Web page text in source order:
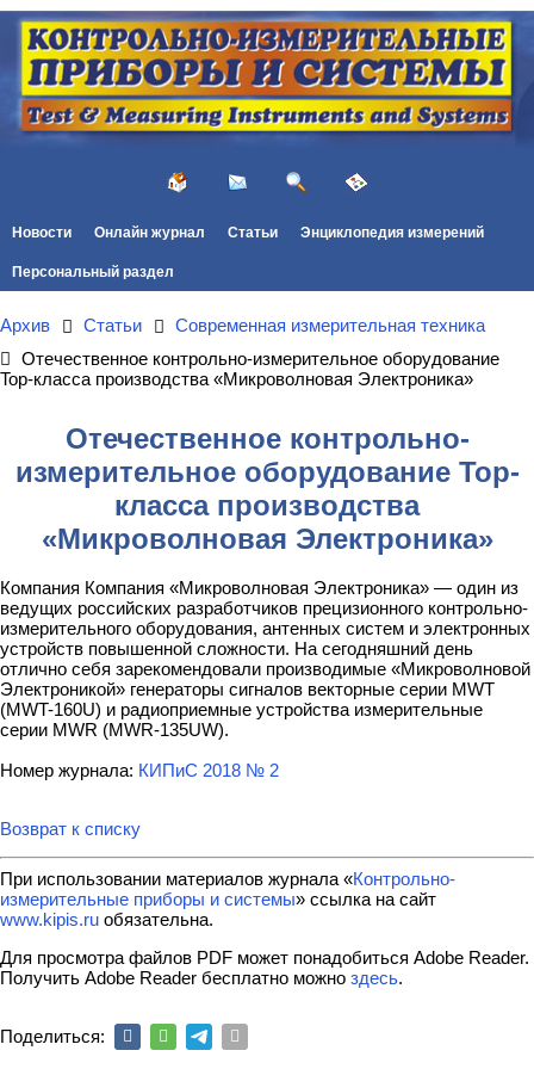
Новости Онлайн журнал Статьи Энциклопедия измерений
Персональный раздел
Архив Статьи
Современная измерительная техника
Отечественное контрольно-измерительное оборудование
Top-класса производства «Микроволновая Электроника»
Отечественное контрольно-
измерительное оборудование Top-
класса производства
«Микроволновая Электроника»
Компания Компания «Микроволновая Электроника» — один из
ведущих российских разработчиков прецизионного контрольно-
измерительного оборудования, антенных систем и электронных
устройств повышенной сложности. На сегодняшний день
отлично себя зарекомендовали производимые «Микроволновой
Электроникой» генераторы сигналов векторные серии MWT
(MWT-160U) и радиоприемные устройства измерительные
серии MWR (MWR-135UW).
Номер журнала: КИПиС 2018 № 2
Возврат к списку
При использовании материалов журнала «Контрольно-
измерительные приборы и системы» ссылка на сайт
www.kipis.ru обязательна.
Для просмотра файлов PDF может понадобиться Adobe Reader.
Получить Adobe Reader бесплатно можно здесь.
Поделиться: